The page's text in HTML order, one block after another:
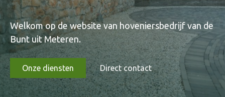
Welkom op de website van hoveniersbedrijf van de
Bunt uit Meteren.
Onze diensten Direct contact